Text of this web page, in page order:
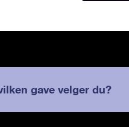
gave velger du?